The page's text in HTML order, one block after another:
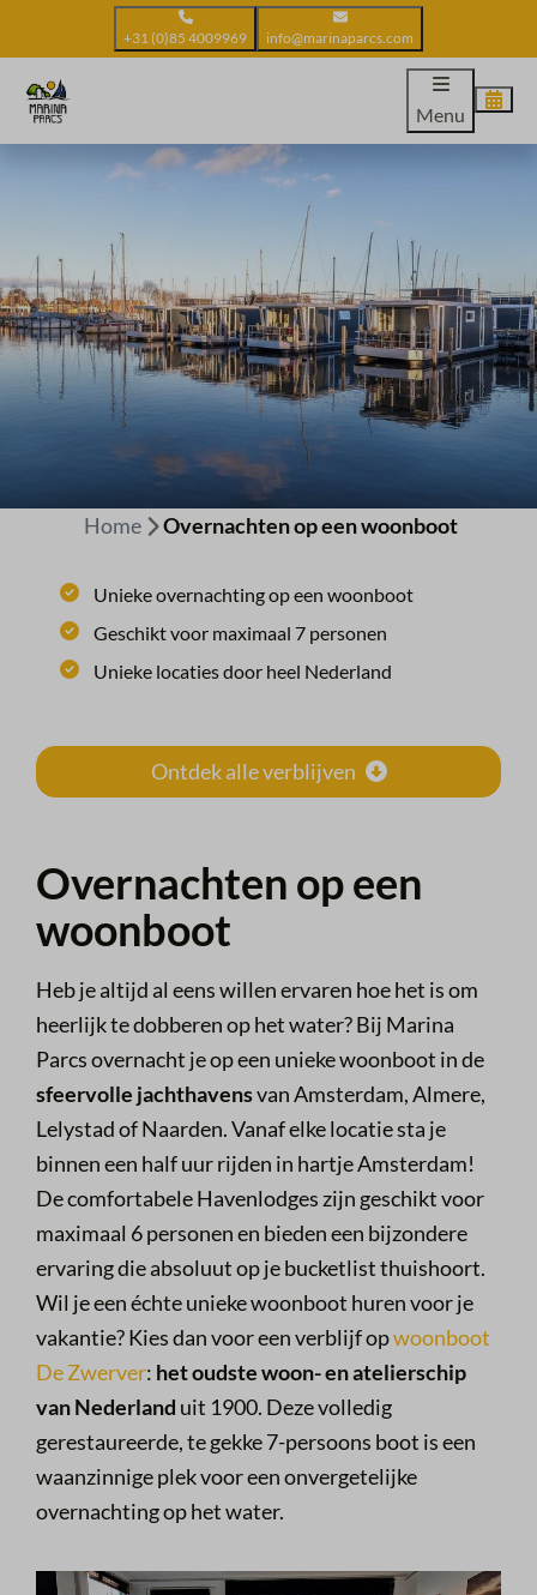
+31 (0)85 4009969 info@marinaparcs.com
Menu
Home Overnachten op een woonboot
Unieke overnachting op een woonboot
Geschikt voor maximaal 7 personen
Unieke locaties door heel Nederland
Ontdek alle verblijven
Overnachten op een
woonboot
Heb je altijd al eens willen ervaren hoe het is om
heerlijk te dobberen op het water? Bij Marina
Parcs overnacht je op een unieke woonboot in de
sfeervolle jachthavensvan Amsterdam, Almere,
Lelystad of Naarden. Vanaf elke locatie sta je
binnen een half uur rijden in hartje Amsterdam!
De comfortabele Havenlodges zijn geschiktvoor
maximaal 6 personen en bieden een bijzondere
ervaring die absoluut op je bucketlist thuishoort.
Wil je een échte unieke woonboot huren voor je
vakantie? Kies dan voor een verblijf opwoonboot
De Zwerver: het oudste woon- en atelierschip
van Nederland uit 1900. Deze volledig
gerestaureerde, te gekke 7-persoons boot is een
waanzinnige plek voor een onvergetelijke
overnachting op het water.